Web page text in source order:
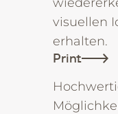
visuellen
erhalten.
Print